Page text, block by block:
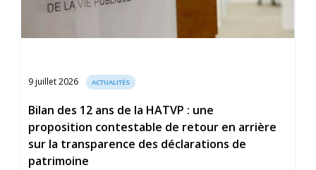
9 juillet 2026 ACTUALITÉS
Bilan des 12 ans de la HATVP : une
proposition contestable de retour en arrière
sur la transparence des déclarations de
patrimoine